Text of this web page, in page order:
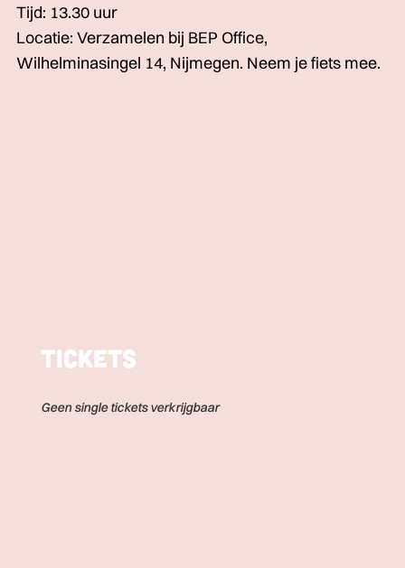
Tijd: 13.30 uur
Locatie: Verzamelen bij BEP Office,
Wilhelminasingel 14, Nijmegen. Neem je fiets mee.
Tickets
Geen single tickets verkrijgbaar